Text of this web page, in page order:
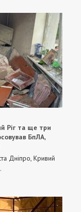
Ріг та ще три
БпЛА,
Дніпро, Кривий